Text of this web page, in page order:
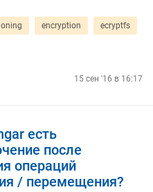
encryption ecryptfs
15 сен '16 в 16:17
есть
после
операций
/ перемещения?